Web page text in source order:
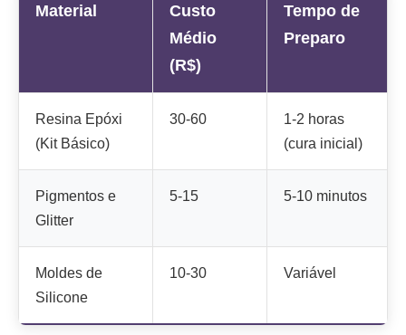
Material
Custo
Médio
(R$)
Tempo de
Preparo
Resina Epóxi
(Kit Básico)
30-60
1-2 horas
(cura inicial)
Pigmentos e
Glitter
5-15 5-10 minutos
Moldes de
Silicone
10-30 Variável